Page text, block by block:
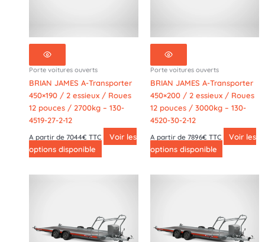
Porte voitures ouverts
BRIAN JAMES A-Transporter
450×190 / 2 essieux / Roues
12 pouces / 2700kg – 130-
4519-27-2-12
A partir de 7044€ TTC
Voir les
options disponible
Porte voitures ouverts
BRIAN JAMES A-Transporter
450×200 / 2 essieux / Roues
12 pouces / 3000kg – 130-
4520-30-2-12
A partir de 7896€ TTC
Voir les
options disponible